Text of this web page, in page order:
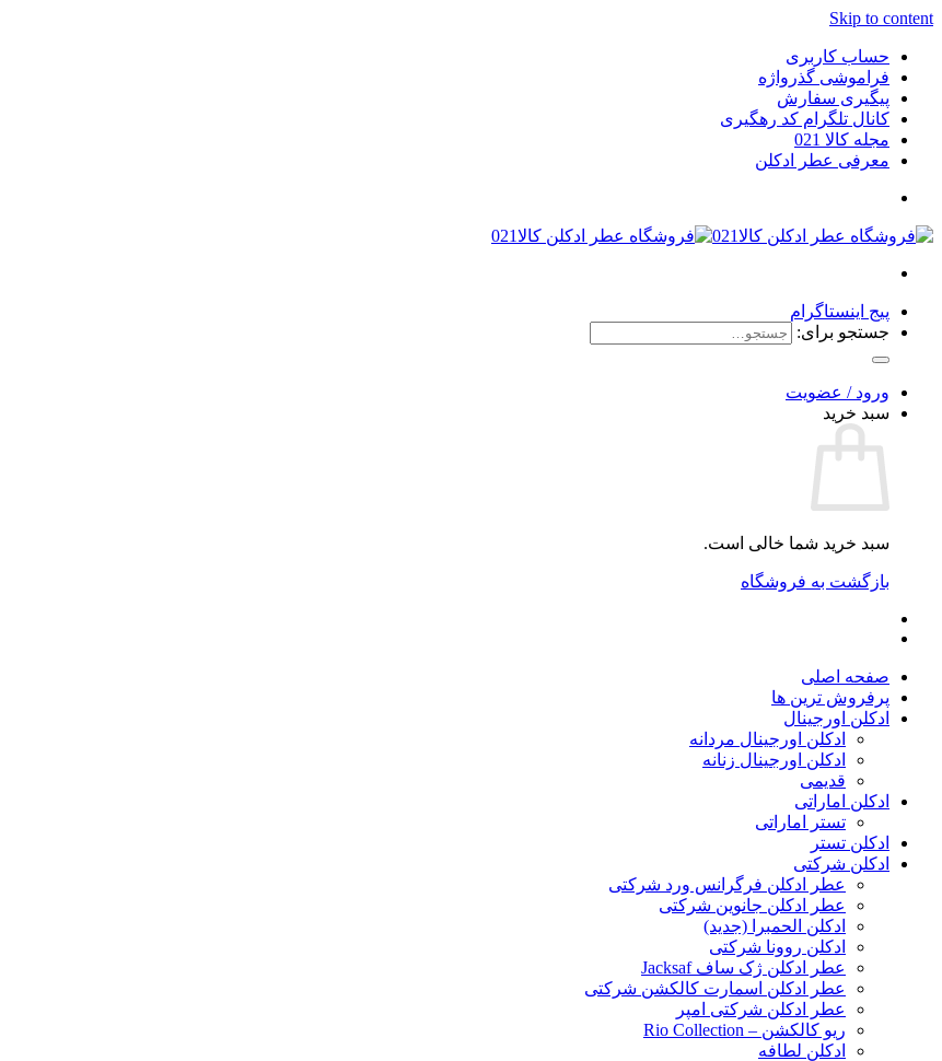
Skip to content
حساب کاربری
فراموشی گذرواژه
پیگیری سفارش
کانال تلگرام کد رهگیری
مجله کالا 021
معرفی عطر ادکلن
پیج اینستاگرام
جستجو برای:
ورود / عضویت
سبد خرید
سبد خرید شما خالی است.
بازگشت به فروشگاه
صفحه اصلی
پرفروش ترین ها
ادکلن اورجینال
ادکلن اورجینال مردانه
ادکلن اورجینال زنانه
قدیمی
ادکلن اماراتی
تستر اماراتی
ادکلن تستر
ادکلن شرکتی
عطر ادکلن فرگرانس ورد شرکتی
عطر ادکلن جانوین شرکتی
ادکلن الحمبرا (جدید)
ادکلن روونا شرکتی
عطر ادکلن ژک‌ ساف Jacksaf
عطر ادکلن اسمارت کالکشن شرکتی
عطر ادکلن شرکتی امپر
ریو کالکشن – Rio Collection
ادکلن لطافه